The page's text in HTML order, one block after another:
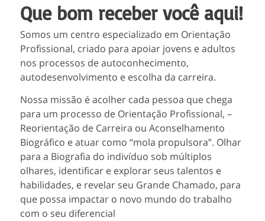
Que bom receber você aqui!
Somos um centro especializado em Orientação
Profissional, criado para apoiar jovens e adultos
nos processos de autoconhecimento,
autodesenvolvimento e escolha da carreira.
Nossa missão é acolher cada pessoa que chega
para um processo de Orientação Profissional, –
Reorientação de Carreira ou Aconselhamento
Biográfico e atuar como “mola propulsora”. Olhar
para a Biografia do indivíduo sob múltiplos
olhares, identificar e explorar seus talentos e
habilidades, e revelar seu Grande Chamado, para
que possa impactar o novo mundo do trabalho
com o seu diferencial